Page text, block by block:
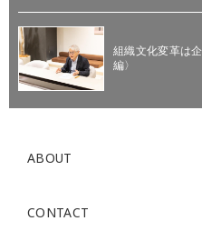
組織文化変革は
編〉
ABOUT
CONTACT